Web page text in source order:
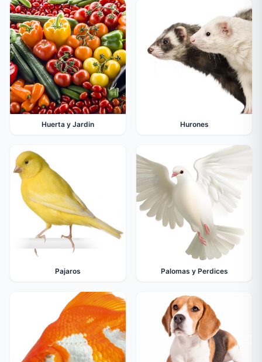
Huerta y Jardin Hurones
Pajaros Palomas y Perdices